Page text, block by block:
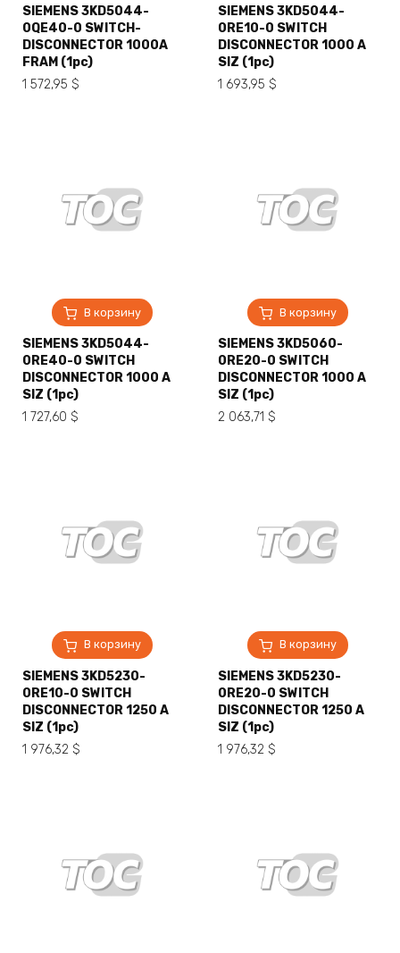
SIEMENS 3KD5044-
0QE40-0 SWITCH-
DISCONNECTOR 1000A
FRAM (1pc)
1 572,95 $
SIEMENS 3KD5044-
0RE10-0 SWITCH
DISCONNECTOR 1000 A
SIZ (1pc)
1 693,95 $
В корзину
SIEMENS 3KD5044-
0RE40-0 SWITCH
DISCONNECTOR 1000 A
SIZ (1pc)
1 727,60 $
В корзину
SIEMENS 3KD5060-
0RE20-0 SWITCH
DISCONNECTOR 1000 A
SIZ (1pc)
2 063,71 $
В корзину
SIEMENS 3KD5230-
0RE10-0 SWITCH
DISCONNECTOR 1250 A
SIZ (1pc)
1 976,32 $
В корзину
SIEMENS 3KD5230-
0RE20-0 SWITCH
DISCONNECTOR 1250 A
SIZ (1pc)
1 976,32 $